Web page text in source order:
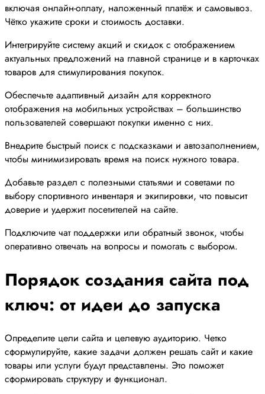
включая онлайн-оплату, наложенный платёж и самовывоз.
Чётко укажите сроки и стоимость доставки.
Интегрируйте систему акций и скидок с отображением
актуальных предложений на главной странице и в карточках
товаров для стимулирования покупок.
Обеспечьте адаптивный дизайн для корректного
отображения на мобильных устройствах – большинство
пользователей совершают покупки именно с них.
Внедрите быстрый поиск с подсказками и автозаполнением,
чтобы минимизировать время на поиск нужного товара.
Добавьте раздел с полезными статьями и советами по
выбору спортивного инвентаря и экипировки, что повысит
доверие и удержит посетителей на сайте.
Подключите чат поддержки или обратный звонок, чтобы
оперативно отвечать на вопросы и помогать с выбором.
Порядок создания сайта под
ключ: от идеи до запуска
Определите цели сайта и целевую аудиторию. Четко
сформулируйте, какие задачи должен решать сайт и какие
товары или услуги будут представлены. Это поможет
сформировать структуру и функционал.